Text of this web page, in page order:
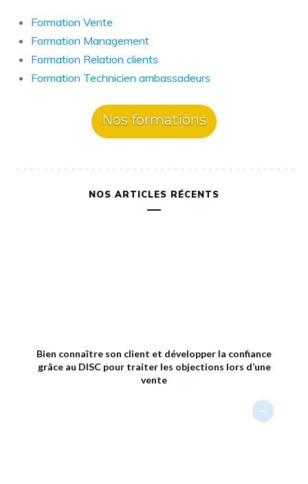
Formation Vente
Formation Management
Formation Relation clients
Formation Technicien ambassadeurs
Nos formations
NOS ARTICLES RÉCENTS
Bien connaître son client et développer la confiance
grâce au DISC pour traiter les objections lors d’une
vente